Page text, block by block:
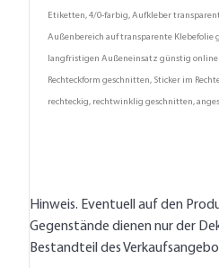
Etiketten, 4/0-farbig, Aufkleber
Außenbereich auf transparente Klebefolie
langfristigen Außeneinsatz günstig
Rechteckform geschnitten, Sticker im
rechteckig, rechtwinklig geschnitten,
Hinweis. Eventuell auf den
Gegenstände dienen nur der
Bestandteil des